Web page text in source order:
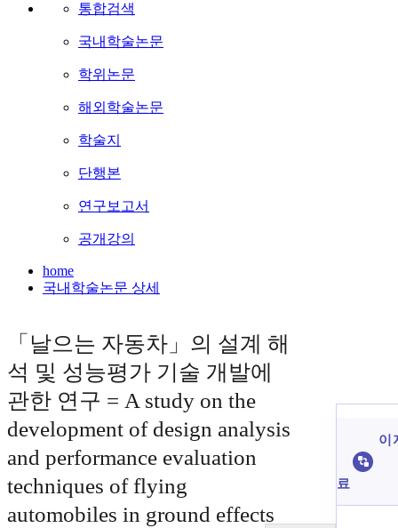
통합검색
국내학술논문
학위논문
해외학술논문
학술지
단행본
연구보고서
공개강의
home
국내학술논문 상세
「날으는 자동차」의 설계 해
석 및 성능평가 기술 개발에
관한 연구 = A study on the
development of design analysis
and performance evaluation
techniques of flying
automobiles in ground effects
이
료